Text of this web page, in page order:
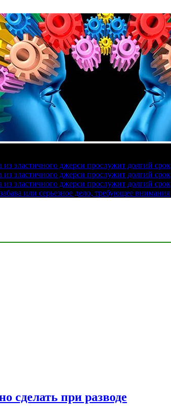
эластичного джерси прослужит долгий срок
эластичного джерси прослужит долгий срок
эластичного джерси прослужит долгий срок
или серьезное дело, требующее внимания
сделать при разводе